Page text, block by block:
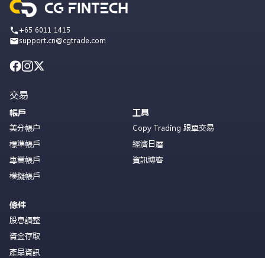
+65 6011 1415
support.cn@cgtrade.com
交易
帳戶
美分帳户
標準帳戶
專業帳戶
模擬帳戶
條件
股息調整
資金存取
產品資訊
工具
Copy Trading 跟單交易
經濟日曆
資訊博客